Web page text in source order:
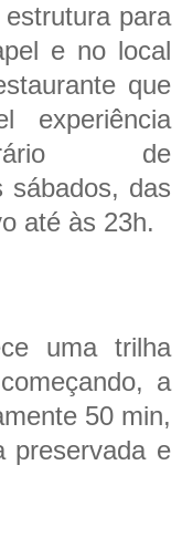
para
e no local
que
de
sábados, das
até às 23h.
uma trilha
a
50 min,
preservada e